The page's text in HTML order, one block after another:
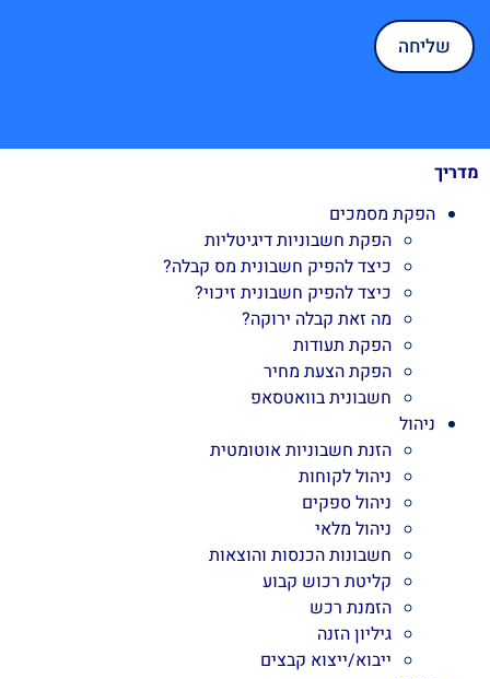
מדריך
הפקת מסמכים
הפקת חשבוניות דיגיטליות
כיצד להפיק חשבונית מס קבלה?
כיצד להפיק חשבונית זיכוי?
מה זאת קבלה ירוקה?
הפקת תעודות
הפקת הצעת מחיר
חשבונית בוואטסאפ
ניהול
הזנת חשבוניות אוטומטית
ניהול לקוחות
ניהול ספקים
ניהול מלאי
חשבונות הכנסות והוצאות
קליטת רכוש קבוע
הזמנת רכש
גיליון הזנה
ייבוא/ייצוא קבצים